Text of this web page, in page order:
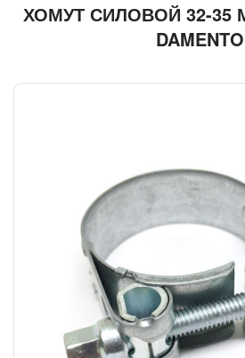
ХОМУТ СИЛОВОЙ 32-
DAMENTO